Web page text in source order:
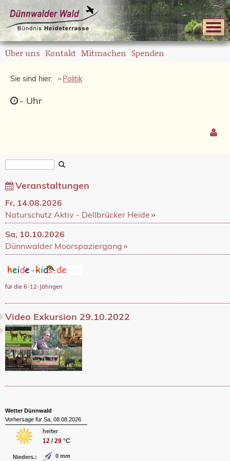
Über uns Kontakt Mitmachen Spenden
Sie sind hier: Politik
- Uhr
Veranstaltungen
Fr, 14.08.2026
Naturschutz Aktiv - Dellbrücker Heide
Sa, 10.10.2026
Dünnwalder Moorspaziergang
für die 6-12-Jährigen
Video Exkursion 29.10.2022
Wetter Dünnwald
Vorhersage für Sa, 08.08.2026
heiter
12 /29 °C
Nieders.: 0 mm